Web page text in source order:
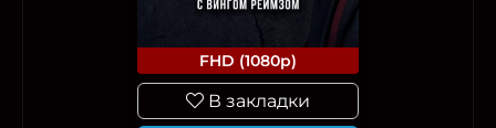
FHD (1080p)
В закладки